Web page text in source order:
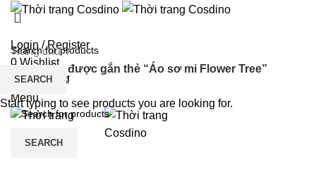
Login / Register
0 Wishlist
0items /
₫
Menu
Trang chủ
Sản phẩm được gắn thẻ “Áo sơ mi Flower Tree”
SEARCH
SEARCH
Start typing to see products you are looking for.